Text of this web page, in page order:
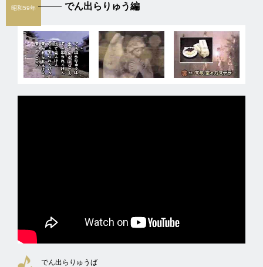
昭和59年 でん出らりゅう編
でん出らりゅうば